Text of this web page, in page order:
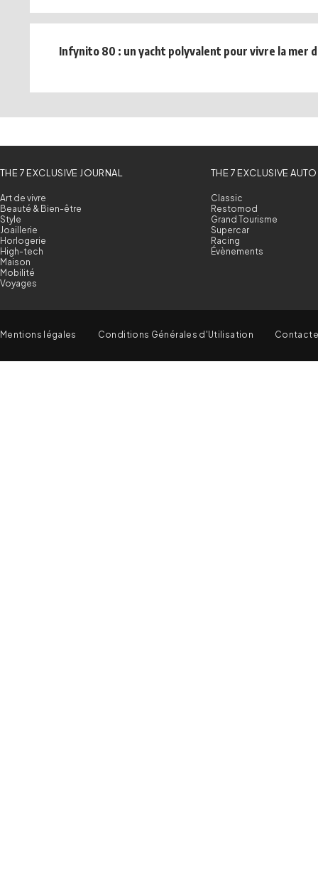
Infynito 80 : un yacht polyvalent pour vivre la mer
THE 7 EXCLUSIVE JOURNAL
Art de vivre
Beauté & Bien-être
Style
Joaillerie
Horlogerie
High-tech
Maison
Mobilité
Voyages
THE 7 EXCLUSIVE AUTO
Classic
Restomod
Grand Tourisme
Supercar
Racing
Évènements
Mentions légales Conditions Générales d'Utilisation